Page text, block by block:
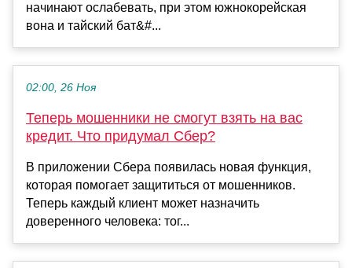
начинают ослабевать, при этом южнокорейская
вона и тайский бат&#...
02:00, 26 Ноя
Теперь мошенники не смогут взять на вас
кредит. Что придумал Сбер?
В приложении Сбера появилась новая функция,
которая помогает защититься от мошенников.
Теперь каждый клиент может назначить
доверенного человека: тог...